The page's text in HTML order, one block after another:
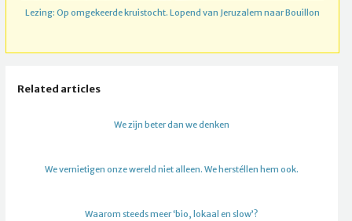
Lezing: Op omgekeerde kruistocht. Lopend van Jeruzalem naar Bouillon
Related articles
We zijn beter dan we denken
We vernietigen onze wereld niet alleen. We herstéllen hem ook.
Waarom steeds meer ‘bio, lokaal en slow’?